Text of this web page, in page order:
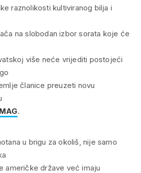
raznolikosti kultiviranog bilja i
na slobodan izbor sorata koje će
više neće vrijediti postojeći
članice preuzeti novu
.
u brigu za okoliš, nije samo
američke države već imaju